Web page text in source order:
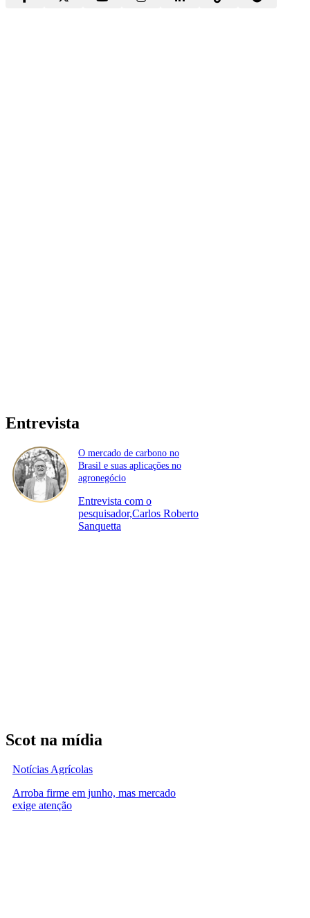
Entrevista
O mercado de carbono no
Brasil e suas aplicações no
agronegócio
Entrevista com o
pesquisador,Carlos Roberto
Sanquetta
Scot na mídia
Notícias Agrícolas
Arroba firme em junho, mas mercado
exige atenção